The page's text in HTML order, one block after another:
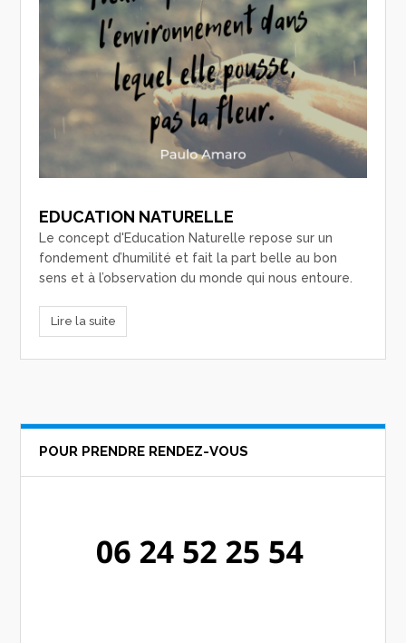
EDUCATION NATURELLE
Le concept d'Education Naturelle repose sur un
fondement d’humilité et fait la part belle au bon
sens et à l’observation du monde qui nous entoure.
Lire la suite
POUR PRENDRE RENDEZ-VOUS